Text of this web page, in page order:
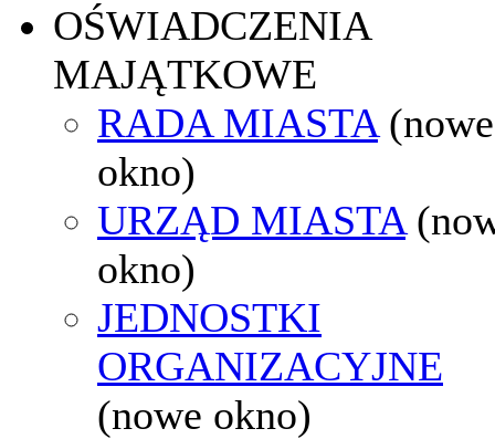
OŚWIADCZENIA
MAJĄTKOWE
RADA MIASTA (nowe
okno)
URZĄD MIASTA
okno)
JEDNOSTKI
ORGANIZACYJNE
(nowe okno)